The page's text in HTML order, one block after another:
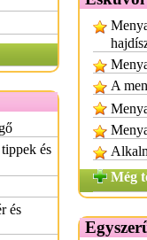
és
és
A
Még